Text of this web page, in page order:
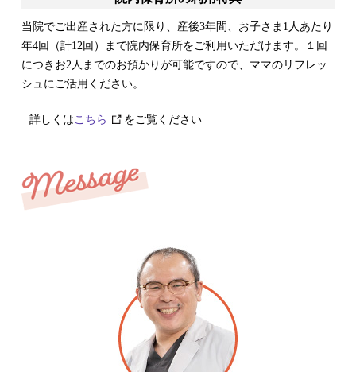
当院でご出産された方に限り、産後3年間、お子さま1人あたり
年4回（計12回）まで院内保育所をご利用いただけます。１回
につきお2人までのお預かりが可能ですので、ママのリフレッ
シュにご活用ください。
詳しくはこちら をご覧ください